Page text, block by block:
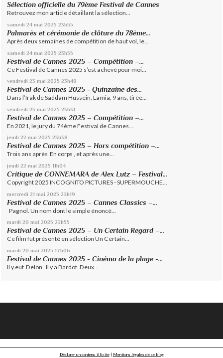
Sélection officielle du 79ème Festival de Cannes
Retrouvez mon article détaillant la sélection...
samedi 24 mai 2025 23h55
Palmarès et cérémonie de clôture du 78ème...
Après deux semaines de compétition de haut vol, le...
samedi 24 mai 2025 23h55
Festival de Cannes 2025 – Compétition –...
Ce Festival de Cannes 2025 s’est achevé pour moi...
vendredi 23 mai 2025 23h49
Festival de Cannes 2025 - Quinzaine des...
Dans l’Irak de Saddam Hussein, Lamia, 9 ans, tirée...
vendredi 23 mai 2025 23h31
Festival de Cannes 2025 – Compétition –...
En 2021, le jury du 74ème Festival de Cannes...
jeudi 22 mai 2025 23h38
Festival de Cannes 2025 – Hors compétition –...
Trois ans après En corps , et après une...
jeudi 22 mai 2025 11h04
Critique de CONNEMARA de Alex Lutz – Festival...
Copyright 2025 INCOGNITO PICTURES - SUPERMOUCHE...
mercredi 21 mai 2025 23h19
Festival de Cannes 2025 – Cannes Classics –...
Pagnol. Un nom dont le simple énoncé...
mardi 20 mai 2025 23h55
Festival de Cannes 2025 – Un Certain Regard –...
Ce film fut présenté en sélection Un Certain...
mardi 20 mai 2025 17h06
Festival de Cannes 2025 - Cinéma de la plage -...
Il y eut Delon . Il y a Bardot. Deux...
Déclarer un contenu illicite| Mentions légales de ce blog